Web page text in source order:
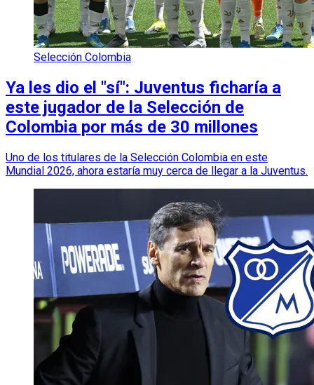
Selección Colombia
Ya les dio el "sí": Juventus ficharía a
este jugador de la Selección de
Colombia por más de 30 millones
Uno de los titulares de la Selección Colombia en este
Mundial 2026, ahora estaría muy cerca de llegar a la Juventus.